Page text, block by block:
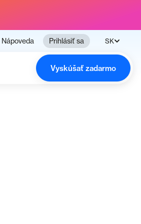
Nápoveda Prihlásiť sa SK
Vyskúšať zadarmo